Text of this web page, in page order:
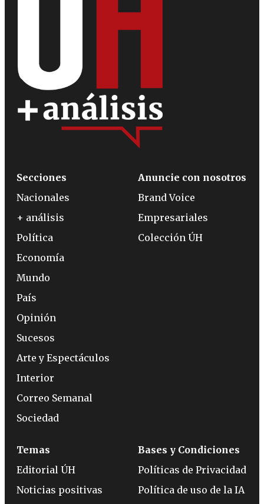
Secciones
Nacionales
+ análisis
Política
Economía
Mundo
País
Opinión
Sucesos
Arte y Espectáculos
Interior
Correo Semanal
Sociedad
Anuncie con nosotros
Brand Voice
Empresariales
Colección ÚH
Temas
Editorial ÚH
Noticias positivas
Bases y Condiciones
Políticas de Privacidad
Política de uso de la IA